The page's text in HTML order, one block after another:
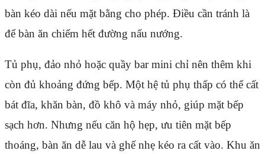
bàn kéo dài nếu mặt bằng cho phép. Điều cần tránh là
để bàn ăn chiếm hết đường nấu nướng.
Tủ phụ, đảo nhỏ hoặc quầy bar mini chỉ nên thêm khi
còn đủ khoảng đứng bếp. Một hệ tủ phụ thấp có thể cất
bát đĩa, khăn bàn, đồ khô và máy nhỏ, giúp mặt bếp
sạch hơn. Nhưng nếu căn hộ hẹp, ưu tiên mặt bếp
thoáng, bàn ăn dễ lau và ghế nhẹ kéo ra cất vào. Khu ăn